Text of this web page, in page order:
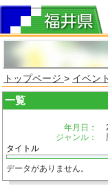
トップページ > イベン
一覧
年月日：
ジャンル：
タイトル
データがありません。